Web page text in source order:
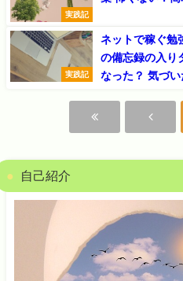
実践記
実践記
ネットで稼ぐ勉
の備忘録の入り
なった？ 気づい
自己紹介